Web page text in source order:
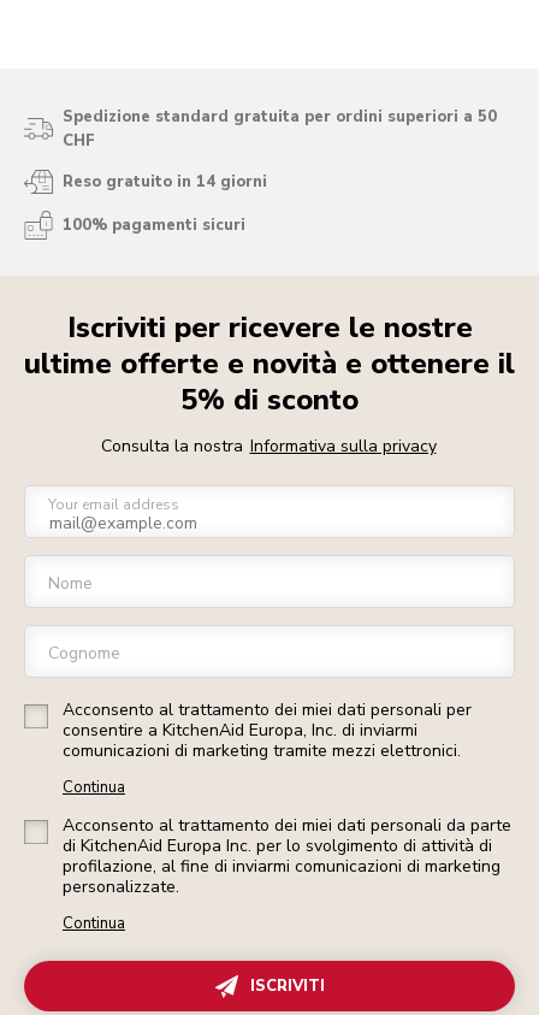
Spedizione standard gratuita per ordini superiori a 50
CHF
Reso gratuito in 14 giorni
100% pagamenti sicuri
Iscriviti per ricevere le nostre
ultime offerte e novità e ottenere il
5% di sconto
Consulta la nostra Informativa sulla privacy
Your email address
Nome
Cognome
Acconsento al trattamento dei miei dati personali per
consentire a KitchenAid Europa, Inc. di inviarmi
comunicazioni di marketing tramite mezzi elettronici.
Continua
Acconsento al trattamento dei miei dati personali da parte
di KitchenAid Europa Inc. per lo svolgimento di attività di
profilazione, al fine di inviarmi comunicazioni di marketing
personalizzate.
Continua
ISCRIVITI